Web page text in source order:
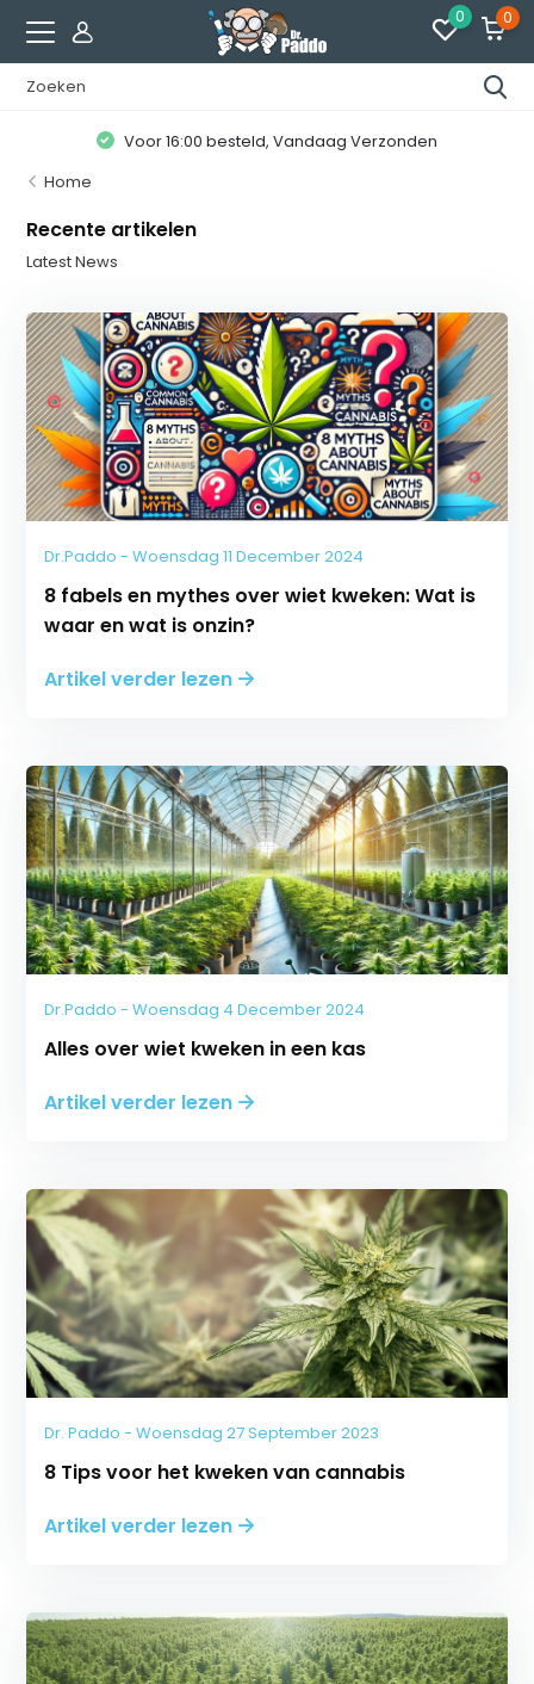
0 0
Voor 16:00 besteld, Vandaag Verzonden
Home
Recente artikelen
Latest News
Dr.Paddo - Woensdag 11 December 2024
8 fabels en mythes over wiet kweken: Wat is
waar en wat is onzin?
Artikel verder lezen
Dr.Paddo - Woensdag 4 December 2024
Alles over wiet kweken in een kas
Artikel verder lezen
Dr. Paddo - Woensdag 27 September 2023
8 Tips voor het kweken van cannabis
Artikel verder lezen